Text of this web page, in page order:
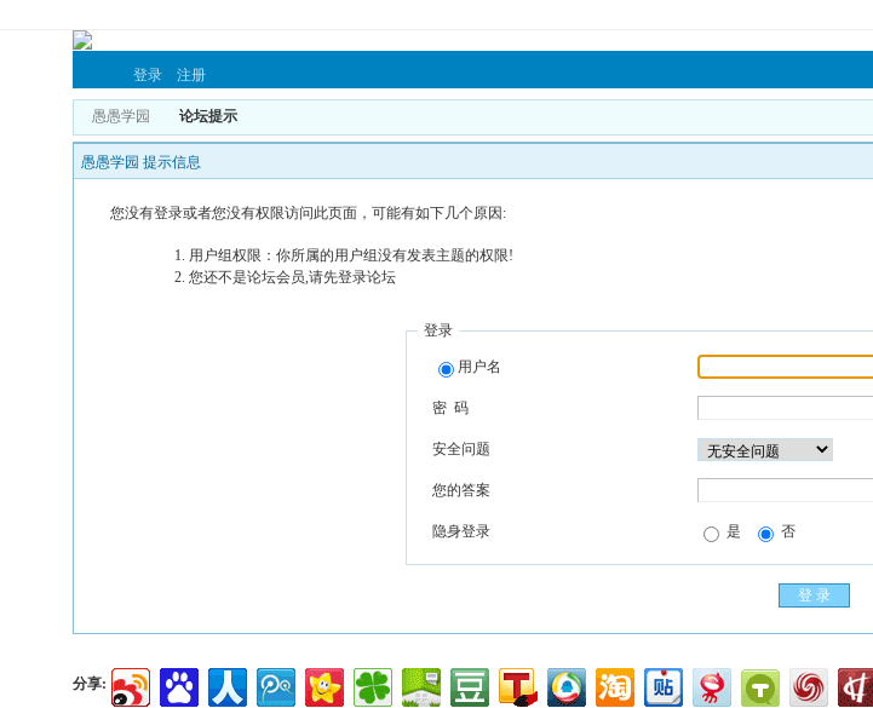
登录 注册
愚愚学园 论坛提示
愚愚学园 提示信息
您没有登录或者您没有权限访问此页面，可能有如下几个原因:
用户组权限：你所属的用户组没有发表主题的权限!
您还不是论坛会员,请先登录论坛
登录
用户名
密 码
安全问题
您的答案
隐身登录 是 否
分享: